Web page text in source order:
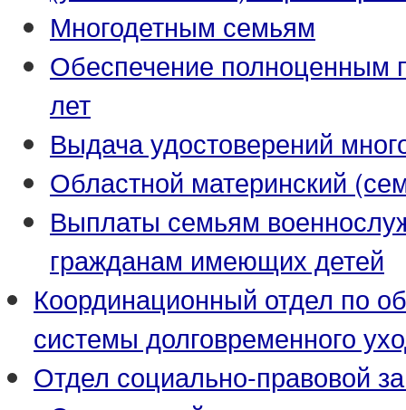
Многодетным семьям
Обеспечение полноценным
лет
Выдача удостоверений
Областной материнский
Выплаты семьям
гражданам имеющих детей
Координационный отдел по
системы долговременного
Отдел социально-правовой